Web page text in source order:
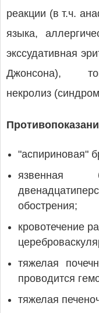
реакции (в т.ч.
языка,
экссудативная
Джонсона),
некролиз
"аспириновая"
язвенная
обострения;
кровотечение
тяжелая
проводится
тяжелая